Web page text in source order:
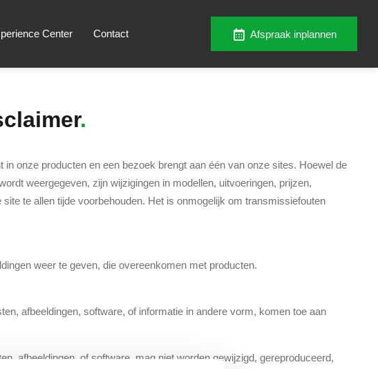
Center Contact Afspraak inplannen
onze producten en een bezoek brengt aan één van onze sites. Hoewel de
weergegeven, zijn wijzigingen in modellen, uitvoeringen, prijzen,
te allen tijde voorbehouden. Het is onmogelijk om transmissiefouten
weer te geven, die overeenkomen met producten.
afbeeldingen, software, of informatie in andere vorm, komen toe aan
afbeeldingen, of software, mag niet worden gewijzigd, gereproduceerd,